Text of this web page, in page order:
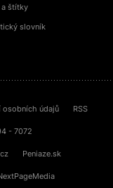
a štítky
slovník
osobních údajů RSS
- 7072
Peniaze.sk